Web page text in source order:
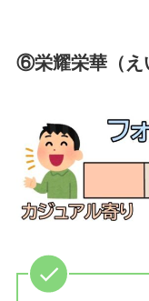
⑥栄耀栄華（え